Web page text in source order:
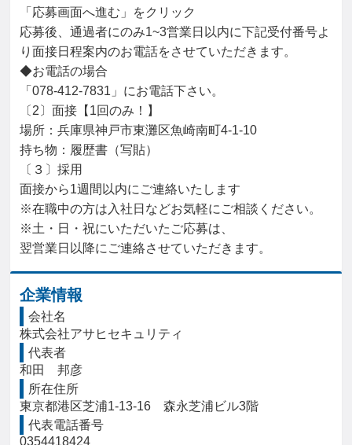
「応募画面へ進む」をクリック
応募後、通過者にのみ1~3営業日以内に下記受付番号よ
り面接日程案内のお電話をさせていただきます。
◆お電話の場合
「078-412-7831」にお電話下さい。
〔2〕面接【1回のみ！】
場所：兵庫県神戸市東灘区魚崎南町4-1-10
持ち物：履歴書（写貼）
〔３〕採用
面接から1週間以内にご連絡いたします
※在職中の方は入社日などお気軽にご相談ください。
※土・日・祝にいただいたご応募は、
翌営業日以降にご連絡させていただきます。
企業情報
会社名
株式会社アサヒセキュリティ
代表者
和田　邦彦
所在住所
東京都港区芝浦1-13-16　森永芝浦ビル3階
代表電話番号
0354418424